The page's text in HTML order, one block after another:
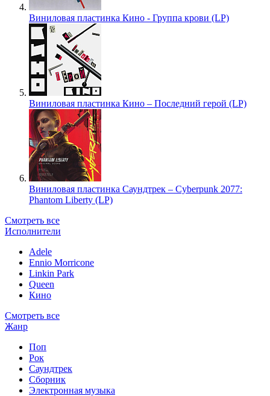
Виниловая пластинка Кино - Группа крови (LP)
Виниловая пластинка Кино – Последний герой (LP)
Виниловая пластинка Саундтрек – Cyberpunk 2077:
Phantom Liberty (LP)
Смотреть все
Исполнители
Adele
Ennio Morricone
Linkin Park
Queen
Кино
Смотреть все
Жанр
Поп
Рок
Саундтрек
Сборник
Электронная музыка